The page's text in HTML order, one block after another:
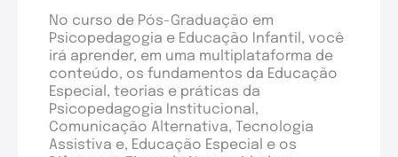
No curso de Pós-Graduação em
Psicopedagogia e Educação Infantil, você
irá aprender, em uma multiplataforma de
conteúdo, os fundamentos da Educação
Especial, teorias e práticas da
Psicopedagogia Institucional,
Comunicação Alternativa, Tecnologia
Assistiva e, Educação Especial e os